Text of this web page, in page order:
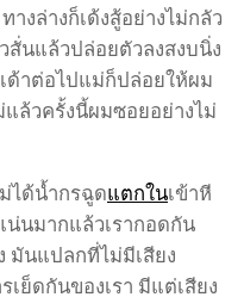
งล่างก็เด้งสู้อย่างไม่กลัว
สั่นแล้วปล่อยตัวลงสงบนิ่ง
ด้าต่อไปแม่ก็ปล่อยให้ผม
แล้วครั้งนี้ผมซอยอย่างไม่
ได้น้ำกรฉูดแตกในเข้าหี
นมากแล้วเรากอดกัน
มันแปลกที่ไม่มีเสียง
ย็ดกันของเรา มีแต่เสียง